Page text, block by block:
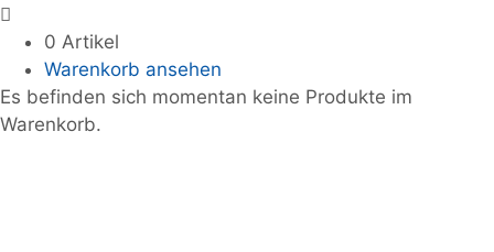
0 Artikel
Warenkorb ansehen
Es befinden sich momentan keine Produkte im
Warenkorb.